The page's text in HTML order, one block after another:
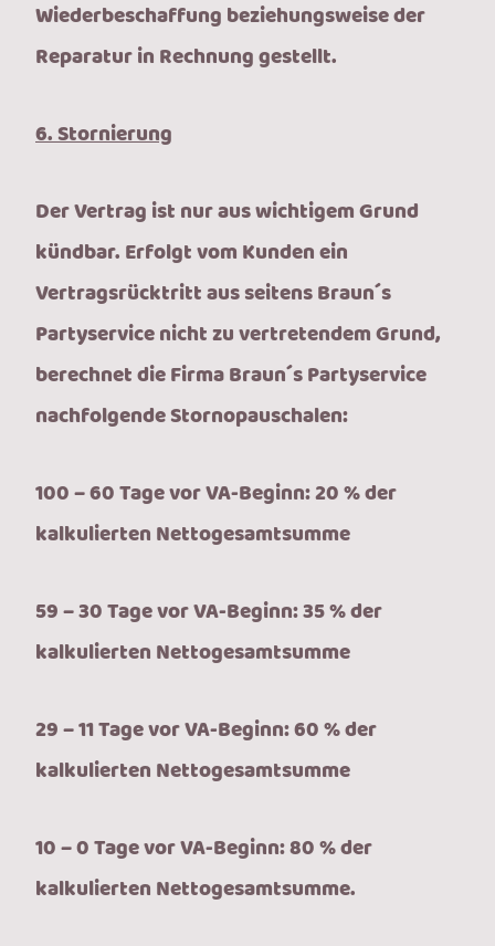
Wiederbeschaffung beziehungsweise der
Reparatur in Rechnung gestellt.
6. Stornierung
Der Vertrag ist nur aus wichtigem Grund
kündbar. Erfolgt vom Kunden ein
Vertragsrücktritt aus seitens Braun´s
Partyservice nicht zu vertretendem Grund,
berechnet die Firma Braun´s Partyservice
nachfolgende Stornopauschalen:
100 – 60 Tage vor VA-Beginn: 20 % der
kalkulierten Nettogesamtsumme
59 – 30 Tage vor VA-Beginn: 35 % der
kalkulierten Nettogesamtsumme
29 – 11 Tage vor VA-Beginn: 60 % der
kalkulierten Nettogesamtsumme
10 – 0 Tage vor VA-Beginn: 80 % der
kalkulierten Nettogesamtsumme.